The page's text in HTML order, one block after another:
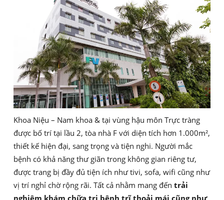
Khoa Niệu – Nam khoa & tại vùng hậu môn Trực tràng
được bố trí tại lầu 2, tòa nhà F với diện tích hơn 1.000m²,
thiết kế hiện đại, sang trọng và tiện nghi. Người mắc
bệnh có khả năng thư giãn trong không gian riêng tư,
được trang bị đầy đủ tiện ích như tivi, sofa, wifi cũng như
vị trí nghỉ chờ rộng rãi. Tất cả nhằm mang đến trải